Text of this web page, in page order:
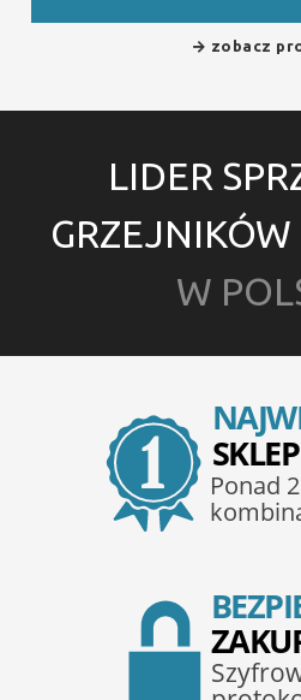
zobacz
LIDER
GRZEJNIKÓW
W